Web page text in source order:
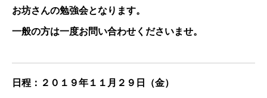
お坊さんの勉強会となります。
一般の方は一度お問い合わせくださいませ。
日程：２０１９年１１月２９日（金）